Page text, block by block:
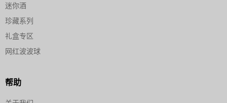
迷你酒
珍藏系列
礼盒专区
网红波波球
帮助